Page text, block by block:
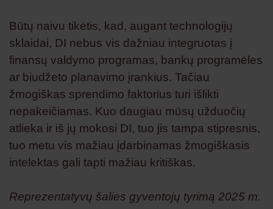
Būtų naivu tikėtis, kad, augant technologijų
sklaidai, DI nebus vis dažniau integruotas į
finansų valdymo programas, bankų programėles
ar biudžeto planavimo įrankius. Tačiau
žmogiškas sprendimo faktorius turi išlikti
nepakeičiamas. Kuo daugiau mūsų užduočių
atlieka ir iš jų mokosi DI, tuo jis tampa stipresnis,
tuo metu vis mažiau įdarbinamas žmogiškasis
intelektas gali tapti mažiau kritiškas.
Reprezentatyvų šalies gyventojų tyrimą 2025 m.